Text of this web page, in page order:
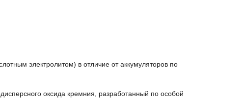
электролитом) в отличие от аккумуляторов по
оксида кремния, разработанный по особой